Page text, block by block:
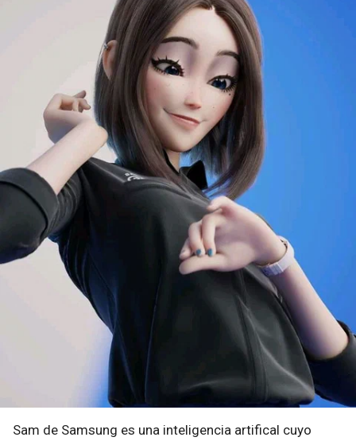
Sam de Samsung es una inteligencia artifical cuyo